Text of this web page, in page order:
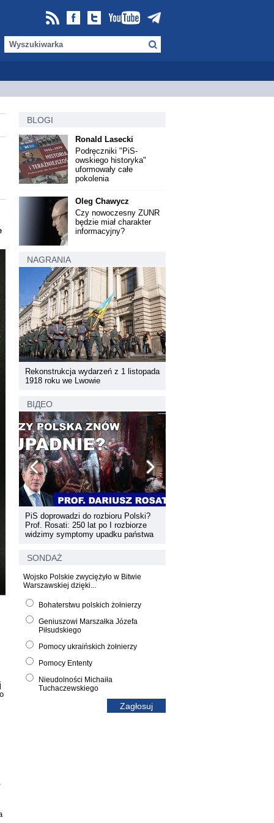
BLOGI
Ronald Lasecki
Podręczniki "PiS-
owskiego historyka"
uformowały całe
pokolenia
Oleg Chawycz
Czy nowoczesny ZUNR
będzie miał charakter
informacyjny?
NAGRANIA
Rekonstrukcja wydarzeń z 1 listopada
1918 roku we Lwowie
ВІДЕО
PiS doprowadzi do rozbioru Polski?
Prof. Rosati: 250 lat po I rozbiorze
widzimy symptomy upadku państwa
SONDAŻ
Wojsko Polskie zwyciężyło w Bitwie
Warszawskiej dzięki...
Bohaterstwu polskich żołnierzy
Geniuszowi Marszałka Józefa
Piłsudskiego
Pomocy ukraińskich żołnierzy
Pomocy Ententy
Nieudolności Michaiła
Tuchaczewskiego